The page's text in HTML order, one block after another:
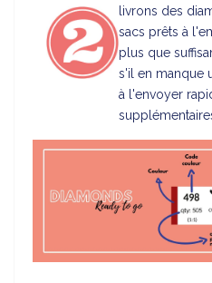
livrons des
sacs prêts à
plus que
s'il en manque
à l'envoyer